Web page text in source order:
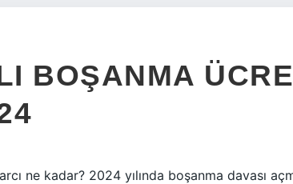
BOŞANMA
ne kadar? 2024 yılında boşanma davası